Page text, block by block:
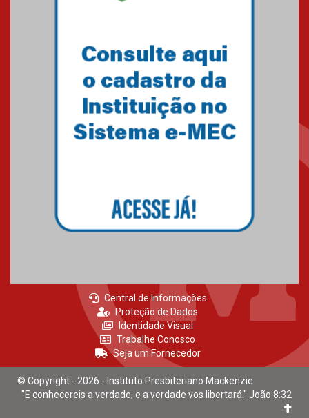
Primeiro culto do ano ressalta o
27.02.2026
Central de Informações
Proteção de Dados
Identidade Visual
Trabalhe Conosco
Seja um Fornecedor
© Copyright - 2026 - Instituto Presbiteriano Mackenzie
"E conhecereis a verdade, e a verdade vos libertará." João 8:32